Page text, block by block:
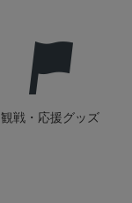
観戦・応援グッズ